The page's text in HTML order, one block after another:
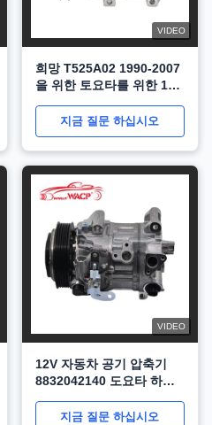
VIDEO
희망 T525A02 1990-2007
을 위한 토요타를 위한 12V
10PA15C 1A
지금 질문 하십시오
VIDEO
12V 자동차 공기 압축기
8832042140 도요타 하이
지금 질문 하십시오